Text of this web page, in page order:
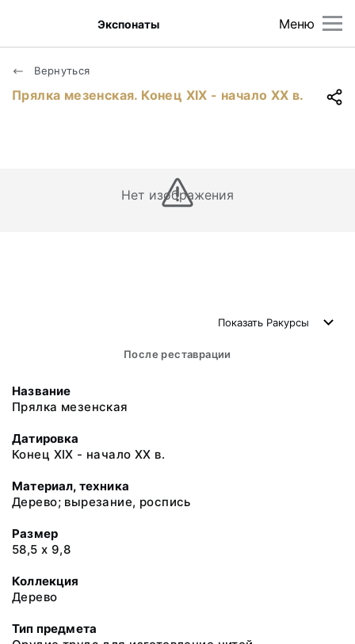
Меню
Экспонаты
Вернуться
Прялка мезенская. Конец XIX - начало XX в.
Нет изображения
Показать Ракурсы
После реставрации
Название
Прялка мезенская
Датировка
Конец XIX - начало XX в.
Материал, техника
Дерево; вырезание, роспись
Размер
58,5 х 9,8
Коллекция
Дерево
Тип предмета